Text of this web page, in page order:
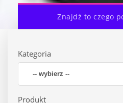
Znajdź to czego
Kategoria
Produkt